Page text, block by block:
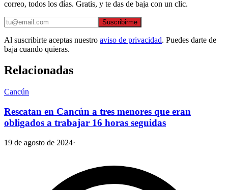
correo, todos los días. Gratis, y te das de baja con un clic.
Suscribirme
Al suscribirte aceptas nuestro aviso de privacidad. Puedes darte de
baja cuando quieras.
Relacionadas
Cancún
Rescatan en Cancún a tres menores que eran
obligados a trabajar 16 horas seguidas
19 de agosto de 2024·